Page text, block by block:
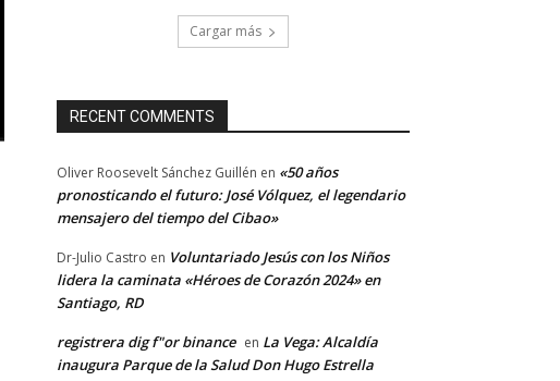
Cargar más
RECENT COMMENTS
Oliver Roosevelt Sánchez Guillén en «50 años
pronosticando el futuro: José Vólquez, el legendario
mensajero del tiempo del Cibao»
Dr-Julio Castro en Voluntariado Jesús con los Niños
lidera la caminata «Héroes de Corazón 2024» en
Santiago, RD
registrera dig f"or binance en La Vega: Alcaldía
inaugura Parque de la Salud Don Hugo Estrella